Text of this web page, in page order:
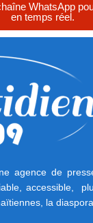
WhatsApp
en temps réel.
agence de
accessible,
la